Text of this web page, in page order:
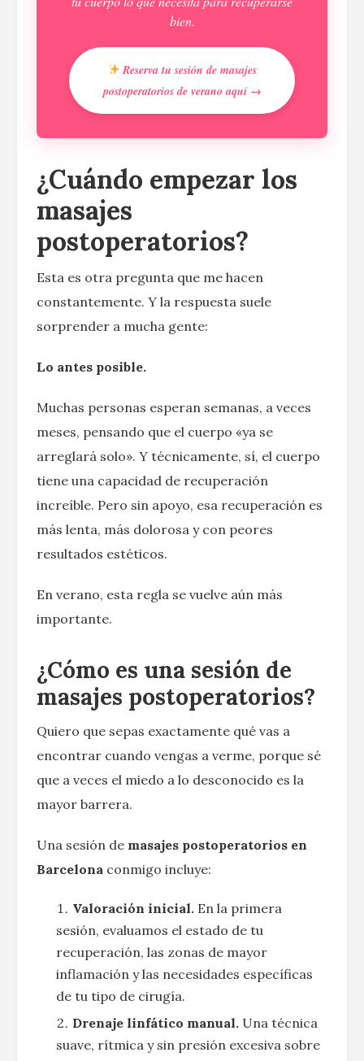
bien.
Reserva tu sesión de masajes
postoperatorios de verano aquí →
¿Cuándo empezar los
masajes
postoperatorios?
Esta es otra pregunta que me hacen
constantemente. Y la respuesta suele
sorprender a mucha gente:
Lo antes posible.
Muchas personas esperan semanas, a veces
meses, pensando que el cuerpo «ya se
arreglará solo». Y técnicamente, sí, el cuerpo
tiene una capacidad de recuperación
increíble. Pero sin apoyo, esa recuperación es
más lenta, más dolorosa y con peores
resultados estéticos.
En verano, esta regla se vuelve aún más
importante.
¿Cómo es una sesión de
masajes postoperatorios?
Quiero que sepas exactamente qué vas a
encontrar cuando vengas a verme, porque sé
que a veces el miedo a lo desconocido es la
mayor barrera.
Una sesión de masajes postoperatorios en
Barcelona conmigo incluye:
Valoración inicial. En la primera
sesión, evaluamos el estado de tu
recuperación, las zonas de mayor
inflamación y las necesidades específicas
de tu tipo de cirugía.
Drenaje linfático manual. Una técnica
suave, rítmica y sin presión excesiva sobre